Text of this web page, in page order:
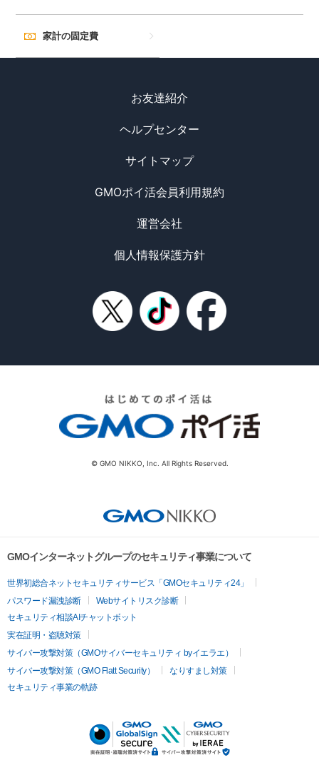
家計の固定費
お友達紹介
ヘルプセンター
サイトマップ
GMOポイ活会員利用規約
運営会社
個人情報保護方針
© GMO NIKKO, Inc. All Rights Reserved.
GMOインターネットグループのセキュリティ事業について
世界初総合ネットセキュリティサービス「GMOセキュリティ24」
パスワード漏洩診断
Webサイトリスク診断
セキュリティ相談AIチャットボット
実在証明・盗聴対策
サイバー攻撃対策（GMOサイバーセキュリティ byイエラエ）
サイバー攻撃対策（GMO Flatt Security）
なりすまし対策
セキュリティ事業の軌跡